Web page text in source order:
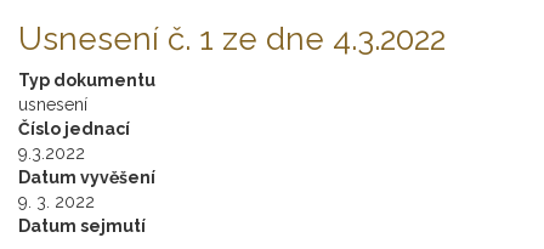
Usnesení č. 1 ze dne 4.3.2022
Typ dokumentu
usnesení
Číslo jednací
9.3.2022
Datum vyvěšení
9. 3. 2022
Datum sejmutí